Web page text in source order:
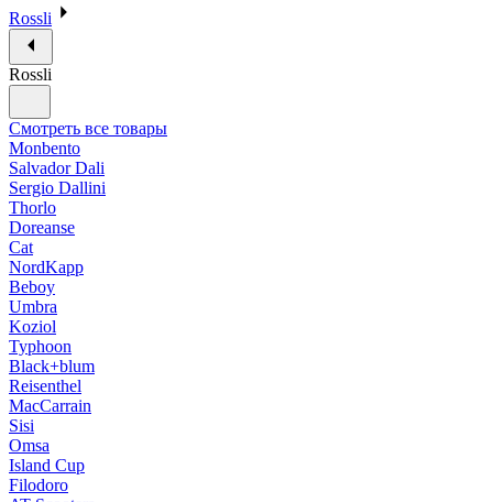
Rossli
Rossli
Смотреть все товары
Monbento
Salvador Dali
Sergio Dallini
Thorlo
Doreanse
Cat
NordKapp
Beboy
Umbra
Koziol
Typhoon
Black+blum
Reisenthel
MacCarrain
Sisi
Omsa
Island Cup
Filodoro